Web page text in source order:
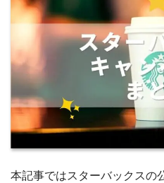
本記事ではスターバックスの